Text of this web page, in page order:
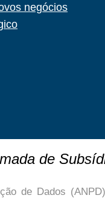
negócios
de
de Dados